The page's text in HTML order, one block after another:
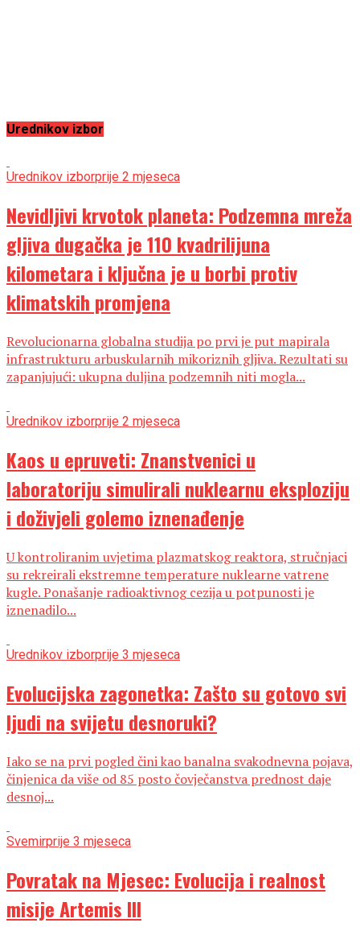
Urednikov izbor
Urednikov izborprije 2 mjeseca
Nevidljivi krvotok planeta: Podzemna mreža
gljiva dugačka je 110 kvadrilijuna
kilometara i ključna je u borbi protiv
klimatskih promjena
Revolucionarna globalna studija po prvi je put mapirala
infrastrukturu arbuskularnih mikoriznih gljiva. Rezultati su
zapanjujući: ukupna duljina podzemnih niti mogla...
Urednikov izborprije 2 mjeseca
Kaos u epruveti: Znanstvenici u
laboratoriju simulirali nuklearnu eksploziju
i doživjeli golemo iznenađenje
U kontroliranim uvjetima plazmatskog reaktora, stručnjaci
su rekreirali ekstremne temperature nuklearne vatrene
kugle. Ponašanje radioaktivnog cezija u potpunosti je
iznenadilo...
Urednikov izborprije 3 mjeseca
Evolucijska zagonetka: Zašto su gotovo svi
ljudi na svijetu desnoruki?
Iako se na prvi pogled čini kao banalna svakodnevna pojava,
činjenica da više od 85 posto čovječanstva prednost daje
desnoj...
Svemirprije 3 mjeseca
Povratak na Mjesec: Evolucija i realnost
misije Artemis III